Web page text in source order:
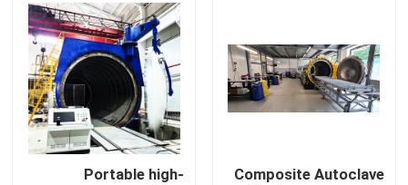
Composite Autoclave
Portable high-